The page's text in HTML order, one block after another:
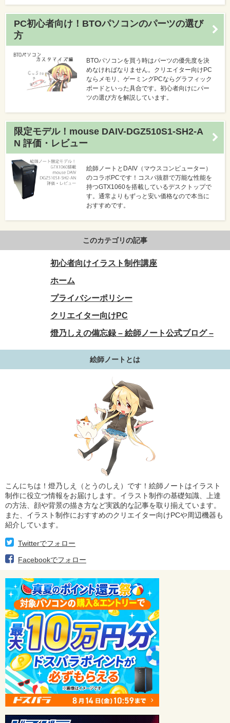
PC初心者向け！BTOパソコンのパーツの選び
方
BTOパソコンを買う時はパーツの優先度を決
めなければなりません。クリエイター向けPC
ならメモリ、ゲーミングPCならグラフィック
ボードといった具合です。初心者向けにパー
ツの選び方を解説しています。
限定モデル！mouse DAIV-DGZ510S1-SH2-A
N 評価・レビュー
絵師ノートとDAIV（マウスコンピューター）
のコラボPCです！コスパ抜群で万能な性能を
持つGTX1060を搭載しているデスクトップで
す。通常よりもずっと安い価格なので本当に
おすすめです。
このカテゴリの記事
初心者向けイラスト制作講座
ホーム
プライバシーポリシー
クリエイター向けPC
燈乃しえの備忘録 – 絵師ノート公式ブログ –
絵師ノートとは
こんにちは！燈乃しえ（とうのしえ）です！絵師ノートはイラスト
制作に役立つ情報をお届けします。イラスト制作の基礎知識、上達
の方法、顔や背景の描き方など実践的な記事を取り揃えています。
また、イラスト制作におすすめのクリエイター向けPCや周辺機器も
紹介しています。
Twitterでフォロー
Facebookでフォロー